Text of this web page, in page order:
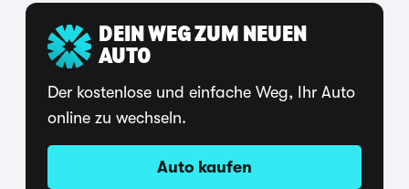
DEIN WEG ZUM NEUEN
AUTO
Der kostenlose und einfache Weg, Ihr Auto
online zu wechseln.
Auto kaufen